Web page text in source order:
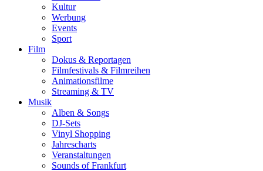
Kultur
Werbung
Events
Sport
Film
Dokus & Reportagen
Filmfestivals & Filmreihen
Animationsfilme
Streaming & TV
Musik
Alben & Songs
DJ-Sets
Vinyl Shopping
Jahrescharts
Veranstaltungen
Sounds of Frankfurt